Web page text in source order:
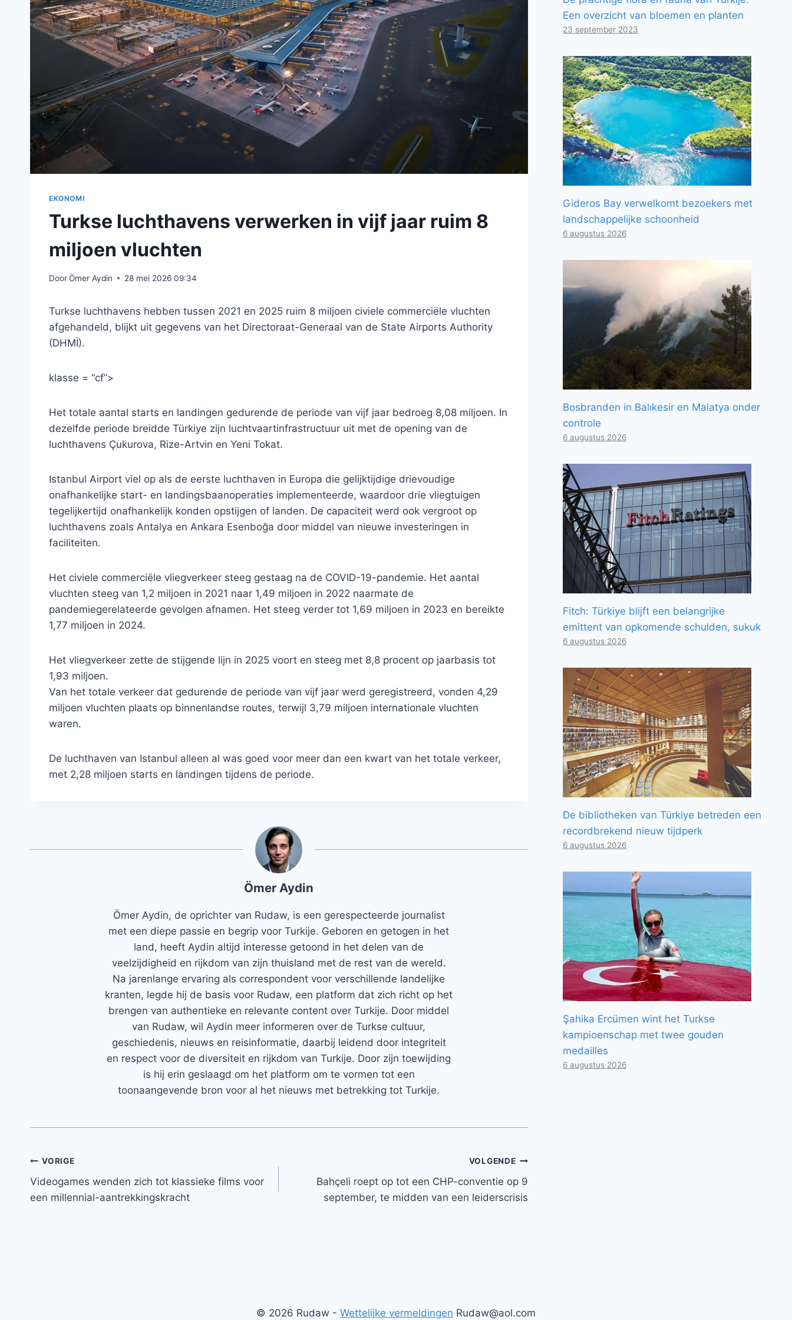
EKONOMI
Turkse luchthavens verwerken in vijf jaar ruim 8
miljoen vluchten
DoorÖmer Aydin 28 mei 2026 09:34
Turkse luchthavens hebben tussen 2021 en 2025 ruim 8 miljoen civiele commerciële vluchten
afgehandeld, blijkt uit gegevens van het Directoraat-Generaal van de State Airports Authority
(DHMİ).
klasse = “cf”>
Het totale aantal starts en landingen gedurende de periode van vijf jaar bedroeg 8,08 miljoen. In
dezelfde periode breidde Türkiye zijn luchtvaartinfrastructuur uit met de opening van de
luchthavens Çukurova, Rize-Artvin en Yeni Tokat.
Istanbul Airport viel op als de eerste luchthaven in Europa die gelijktijdige drievoudige
onafhankelijke start- en landingsbaanoperaties implementeerde, waardoor drie vliegtuigen
tegelijkertijd onafhankelijk konden opstijgen of landen. De capaciteit werd ook vergroot op
luchthavens zoals Antalya en Ankara Esenboğa door middel van nieuwe investeringen in
faciliteiten.
Het civiele commerciële vliegverkeer steeg gestaag na de COVID-19-pandemie. Het aantal
vluchten steeg van 1,2 miljoen in 2021 naar 1,49 miljoen in 2022 naarmate de
pandemiegerelateerde gevolgen afnamen. Het steeg verder tot 1,69 miljoen in 2023 en bereikte
1,77 miljoen in 2024.
Het vliegverkeer zette de stijgende lijn in 2025 voort en steeg met 8,8 procent op jaarbasis tot
1,93 miljoen.
Van het totale verkeer dat gedurende de periode van vijf jaar werd geregistreerd, vonden 4,29
miljoen vluchten plaats op binnenlandse routes, terwijl 3,79 miljoen internationale vluchten
waren.
De luchthaven van Istanbul alleen al was goed voor meer dan een kwart van het totale verkeer,
met 2,28 miljoen starts en landingen tijdens de periode.
Ömer Aydin
Ömer Aydin, de oprichter van Rudaw, is een gerespecteerde journalist
met een diepe passie en begrip voor Turkije. Geboren en getogen in het
land, heeft Aydin altijd interesse getoond in het delen van de
veelzijdigheid en rijkdom van zijn thuisland met de rest van de wereld.
Na jarenlange ervaring als correspondent voor verschillende landelijke
kranten, legde hij de basis voor Rudaw, een platform dat zich richt op het
brengen van authentieke en relevante content over Turkije. Door middel
van Rudaw, wil Aydin meer informeren over de Turkse cultuur,
geschiedenis, nieuws en reisinformatie, daarbij leidend door integriteit
en respect voor de diversiteit en rijkdom van Turkije. Door zijn toewijding
is hij erin geslaagd om het platform om te vormen tot een
toonaangevende bron voor al het nieuws met betrekking tot Turkije.
Bericht
navigatie
VORIGE
Videogames wenden zich tot klassieke films voor
een millennial-aantrekkingskracht
VOLGENDE
Bahçeli roept op tot een CHP-conventie op 9
september, te midden van een leiderscrisis
Een overzicht van bloemen en planten
23 september 2023
Gideros Bay verwelkomt bezoekers met
landschappelijke schoonheid
6 augustus 2026
Bosbranden in Balıkesir en Malatya onder
controle
6 augustus 2026
Fitch: Türkiye blijft een belangrijke
emittent van opkomende schulden, sukuk
6 augustus 2026
De bibliotheken van Türkiye betreden een
recordbrekend nieuw tijdperk
6 augustus 2026
Şahika Ercümen wint het Turkse
kampioenschap met twee gouden
medailles
6 augustus 2026
© 2026 Rudaw - Wettelijke vermeldingen Rudaw@aol.com